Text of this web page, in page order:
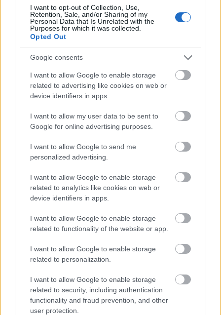
I want to opt-out of Collection, Use,
Retention, Sale, and/or Sharing of my
Personal Data that Is Unrelated with the
Purposes for which it was collected.
Opted Out
Google consents
I want to allow Google to enable storage
related to advertising like cookies on web or
device identifiers in apps.
I want to allow my user data to be sent to
Google for online advertising purposes.
I want to allow Google to send me
personalized advertising.
I want to allow Google to enable storage
related to analytics like cookies on web or
device identifiers in apps.
I want to allow Google to enable storage
related to functionality of the website or app.
I want to allow Google to enable storage
related to personalization.
I want to allow Google to enable storage
related to security, including authentication
functionality and fraud prevention, and other
user protection.
műemlékfelújítás restaurálás
Történelmi táj, amelynek minden köve mesél –
A projekt részeként megújulnak a területen található
Várkanyarban álló Nepomuki Szent János híd és szobor is.
M1 bővítés: már zajlik a teljesen új
Új gyalogosátkelők és jelzőlámpás
csomópont épül Angyalföldön
Másfélszeresére bővítik